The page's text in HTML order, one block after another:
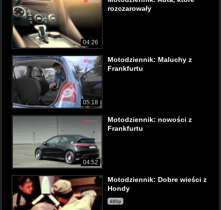
04:26
rozczarowały
05:18
Motodziennik: Maluchy z
Frankfurtu
04:52
Motodziennik: nowości z
Frankfurtu
Motodziennik: Dobre wieści z
Hondy
480p